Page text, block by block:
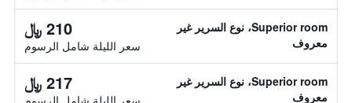
Superior room، نوع السرير غير
معروف
210 ﷼
سعر الليلة شامل الرسوم
Superior room، نوع السرير غير
معروف
217 ﷼
سعر الليلة شامل الرسوم